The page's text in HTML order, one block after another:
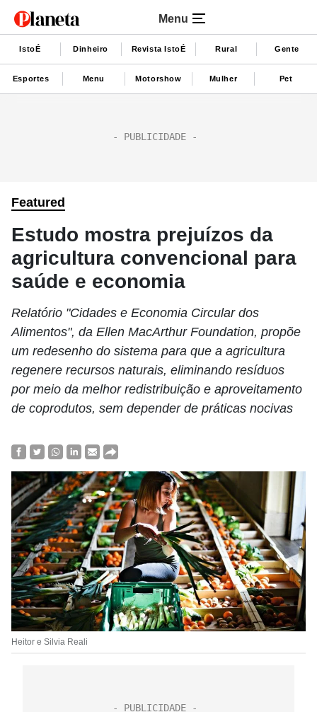
Menu
IstoÉ Dinheiro Revista IstoÉ Rural Gente
Esportes Menu Motorshow Mulher Pet
Featured
Estudo mostra prejuízos da
agricultura convencional para
saúde e economia
Relatório "Cidades e Economia Circular dos
Alimentos", da Ellen MacArthur Foundation, propõe
um redesenho do sistema para que a agricultura
regenere recursos naturais, eliminando resíduos
por meio da melhor redistribuição e aproveitamento
de coprodutos, sem depender de práticas nocivas
Heitor e Silvia Reali